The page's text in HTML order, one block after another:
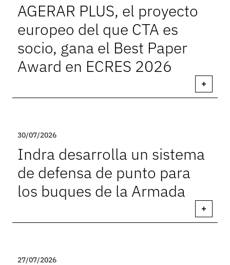
AGERAR PLUS, el proyecto
europeo del que CTA es
socio, gana el Best Paper
Award en ECRES 2026
+
30/07/2026
Indra desarrolla un sistema
de defensa de punto para
los buques de la Armada
+
27/07/2026